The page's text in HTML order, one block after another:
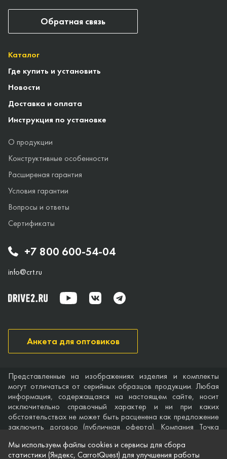
+7 800 600-54-04
info@crt.ru
Каталог
Где купить и установить
Новости
Доставка и оплата
Инструкция по установке
О продукции
Конструктивные особенности
Расширеная гарантия
Условия гарантии
Вопросы и ответы
Сертификаты
Анкета для оптовиков
Обратная связь
Представленные на изображениях изделия и комплекты
могут отличаться от серийных образцов продукции. Любая
информация, содержащаяся на настоящем сайте, носит
исключительно справочный характер и ни при каких
обстоятельствах не может быть расценена как предложение
заключить договор (публичная оферта). Компания Точка
точности и полноты информации на веб-сайте, а также по
Мы используем файлы cookies и сервисы для сбора
статистики (Яндекс, CarrotQuest) для улучшения работы